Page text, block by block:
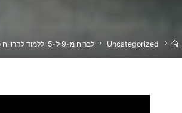
בית Uncategorized לברוח מ-9 ל-5 וללמוד להרוויח כסף ממכירת גרפיקה מהבית!